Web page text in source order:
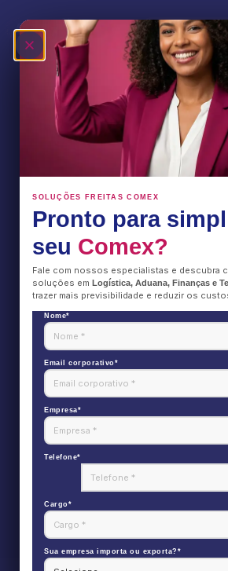
Fale
gestão portuária
SOLUÇÕES FREITAS COMEX
Pronto para
seu Comex?
Fale com nossos especialistas e descubra
soluções emLogística, Aduana, Finanças e
trazer mais previsibilidade e reduzir os
Nome*
Email corporativo*
Empresa*
Telefone*
Cargo*
Sua empresa importa ou exporta?*